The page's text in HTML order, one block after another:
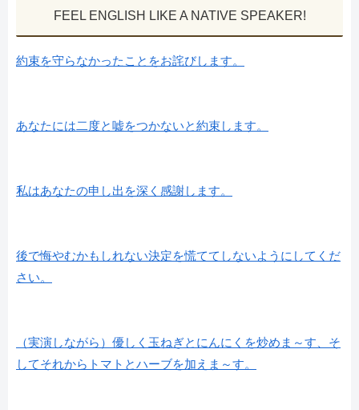
FEEL ENGLISH LIKE A NATIVE SPEAKER!
約束を守らなかったことをお詫びします。
あなたには二度と嘘をつかないと約束します。
私はあなたの申し出を深く感謝します。
後で悔やむかもしれない決定を慌ててしないようにしてくだ
さい。
（実演しながら）優しく玉ねぎとにんにくを炒めま～す、そ
してそれからトマトとハーブを加えま～す。